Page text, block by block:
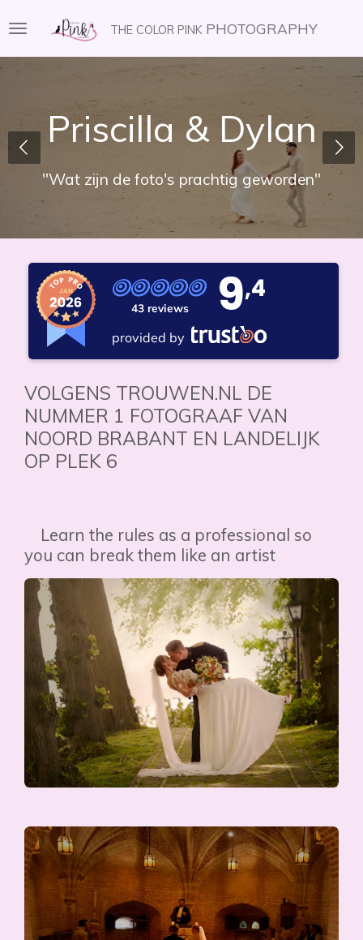
direct
naar
THE COLOR PINK PHOTOGRAPHY
Priscilla & Dylan
"Wat zijn de foto's prachtig geworden"
43 reviews 9,4
provided by
VOLGENS TROUWEN.NL DE
NUMMER 1 FOTOGRAAF VAN
NOORD BRABANT EN LANDELIJK
OP PLEK 6
Learn the rules as a professional so
you can break them like an artist